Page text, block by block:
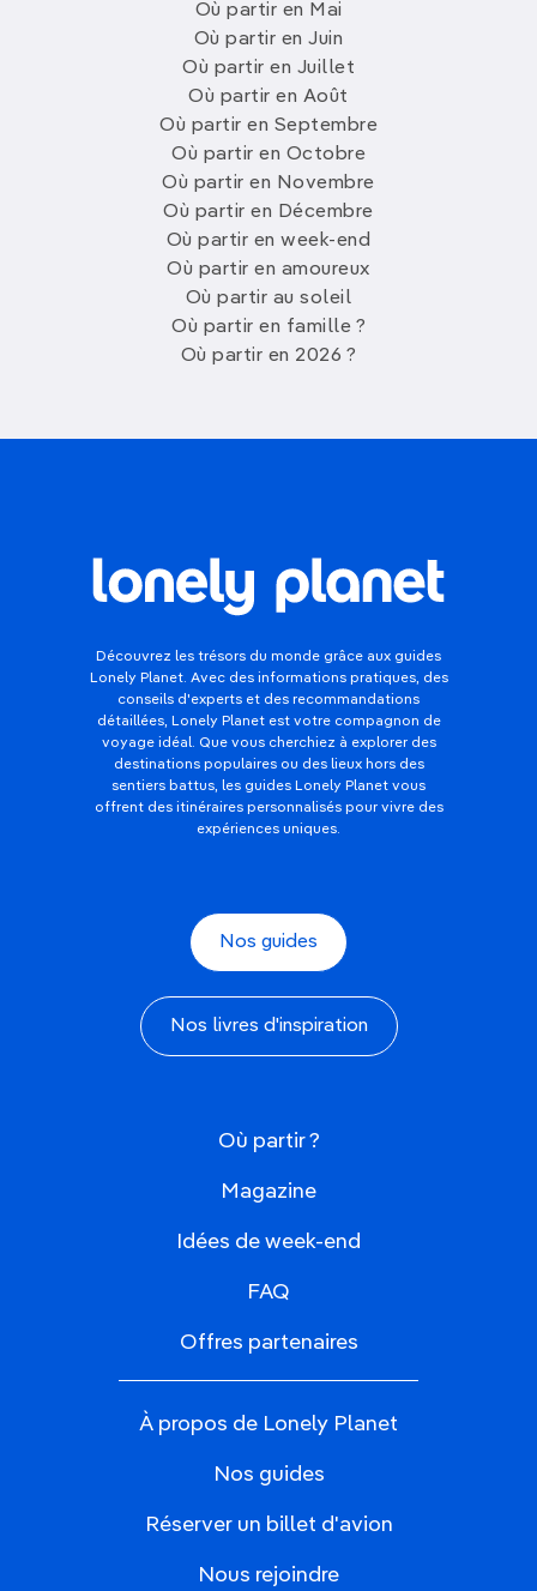
Où partir en Mai
Où partir en Juin
Où partir en Juillet
Où partir en Août
Où partir en Septembre
Où partir en Octobre
Où partir en Novembre
Où partir en Décembre
Où partir en week-end
Où partir en amoureux
Où partir au soleil
Où partir en famille ?
Où partir en 2026 ?
Découvrez les trésors du monde grâce aux guides
Lonely Planet. Avec des informations pratiques, des
conseils d'experts et des recommandations
détaillées, Lonely Planet est votre compagnon de
voyage idéal. Que vous cherchiez à explorer des
destinations populaires ou des lieux hors des
sentiers battus, les guides Lonely Planet vous
offrent des itinéraires personnalisés pour vivre des
expériences uniques.
Nos guides
Nos livres d'inspiration
Où partir ?
Magazine
Idées de week-end
FAQ
Offres partenaires
À propos de Lonely Planet
Nos guides
Réserver un billet d'avion
Nous rejoindre